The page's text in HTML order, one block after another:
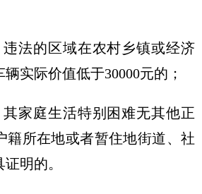
违法的区域在农村乡镇或经济
实际价值低于30000元的；
其家庭生活特别困难无其他正
籍所在地或者暂住地街道、社
明的。